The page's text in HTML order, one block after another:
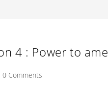
4 : Power to
0 Comments